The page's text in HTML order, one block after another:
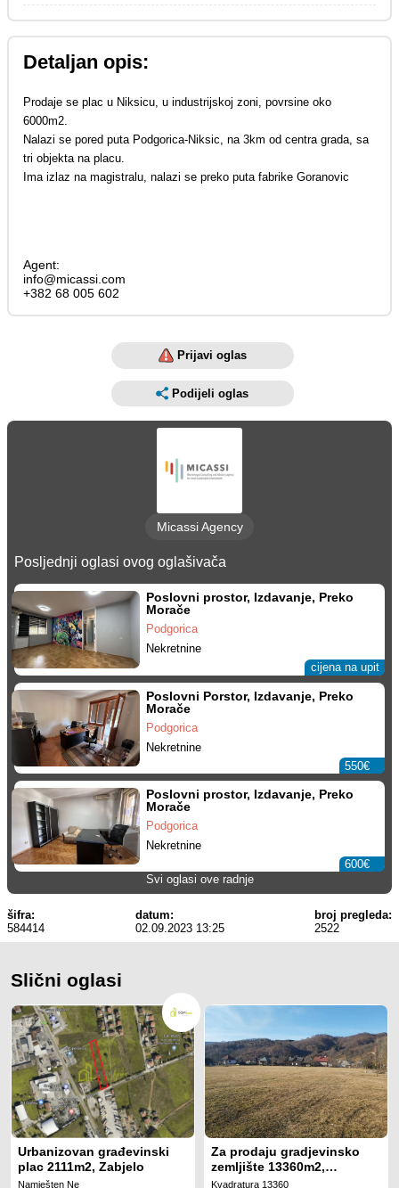
Detaljan opis:
Prodaje se plac u Niksicu, u industrijskoj zoni, povrsine oko
6000m2.
Nalazi se pored puta Podgorica-Niksic, na 3km od centra grada, sa
tri objekta na placu.
Ima izlaz na magistralu, nalazi se preko puta fabrike Goranovic
Agent:
info@micassi.com
+382 68 005 602
Prijavi oglas
Podijeli oglas
Micassi Agency
Posljednji oglasi ovog oglašivača
Poslovni prostor, Izdavanje, Preko
Morače
Podgorica
Nekretnine
cijena na upit
Poslovni Porstor, Izdavanje, Preko
Morače
Podgorica
Nekretnine
550€
Poslovni prostor, Izdavanje, Preko
Morače
Podgorica
Nekretnine
600€
Svi oglasi ove radnje
šifra:
584414
datum:
02.09.2023 13:25
broj pregleda:
2522
Slični oglasi
Urbanizovan građevinski
plac 2111m2, Zabjelo
Namješten Ne
Za prodaju gradjevinsko
zemljište 13360m2,
Smajlagića polje, Kolašin
Kvadratura 13360